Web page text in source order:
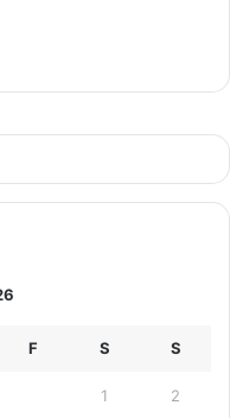
F S S
1 2